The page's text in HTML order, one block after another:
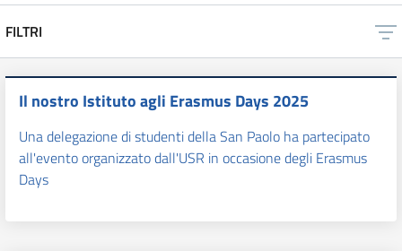
FILTRI
Il nostro Istituto agli Erasmus Days 2025
Una delegazione di studenti della San Paolo ha partecipato
all'evento organizzato dall'USR in occasione degli Erasmus
Days